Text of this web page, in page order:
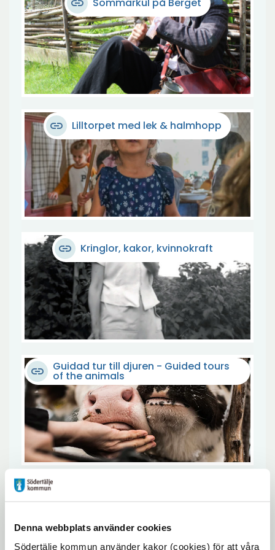
Denna webbplats använder cookies
Södertälje kommun använder kakor (cookies) för att våra
link
link Lilltorpet med lek & halmhopp
link Kringlor, kakor, kvinnokraft
link Guidad tur till djuren - Guided tours
of the animals